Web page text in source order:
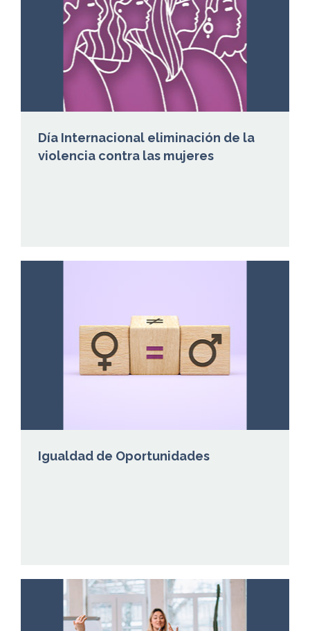
Día Internacional eliminación de la
violencia contra las mujeres
Igualdad de Oportunidades